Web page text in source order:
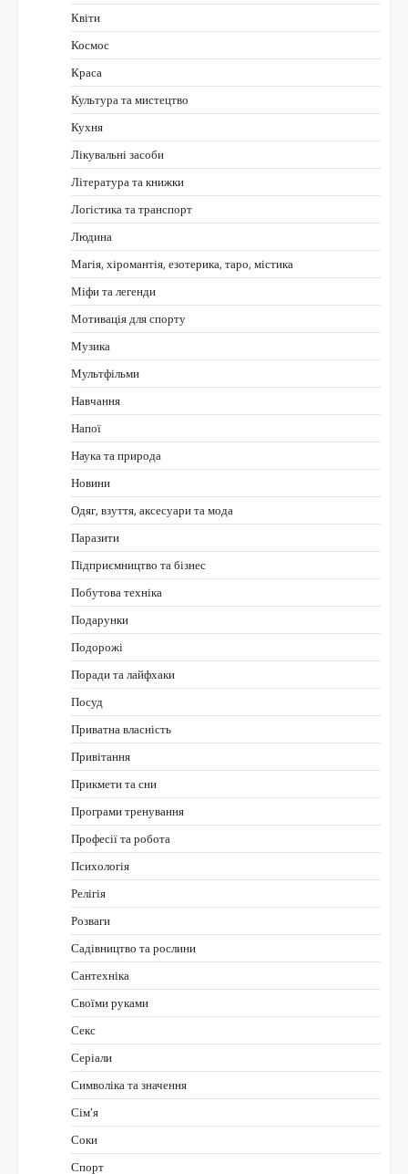
Квіти
Космос
Краса
Культура та мистецтво
Кухня
Лікувальні засоби
Література та книжки
Логістика та транспорт
Людина
Магія, хіромантія, езотерика, таро, містика
Міфи та легенди
Мотивація для спорту
Музика
Мультфільми
Навчання
Напої
Наука та природа
Новини
Одяг, взуття, аксесуари та мода
Паразити
Підприємництво та бізнес
Побутова техніка
Подарунки
Подорожі
Поради та лайфхаки
Посуд
Приватна власність
Привітання
Прикмети та сни
Програми тренування
Професії та робота
Психологія
Релігія
Розваги
Садівництво та рослини
Сантехніка
Своїми руками
Секс
Серіали
Символіка та значення
Сім’я
Соки
Спорт